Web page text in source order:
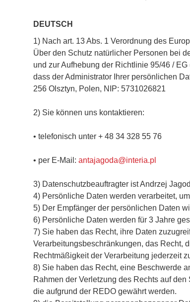
DEUTSCH
1) Nach art. 13 Abs. 1 Verordnung des
Über den Schutz natürlicher Personen bei
und zur Aufhebung der Richtlinie 95/46 /
dass der Administrator Ihrer persönlichen
256 Olsztyn, Polen, NIP: 5731026821
2) Sie können uns kontaktieren:
• telefonisch unter + 48 34 328 55 76
• per E-Mail: antajagoda@interia.pl
3) Datenschutzbeauftragter ist Andrzej
4) Persönliche Daten werden verarbeitet,
5) Der Empfänger der persönlichen Daten
6) Persönliche Daten werden für 3 Jahre
7) Sie haben das Recht, ihre Daten
Verarbeitungsbeschränkungen, das Recht,
Rechtmäßigkeit der Verarbeitung jederzeit
8) Sie haben das Recht, eine Beschwerde
Rahmen der Verletzung des Rechts auf
die aufgrund der REDO gewährt werden.